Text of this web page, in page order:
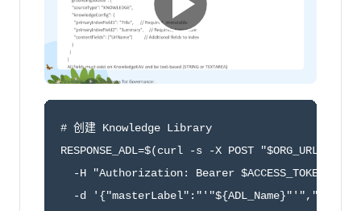
# 创建 Knowledge Library
RESPONSE_ADL=$(curl -s -X POST
-H "Authorization: Bearer $ACCESS_TOKEN" -H
-d